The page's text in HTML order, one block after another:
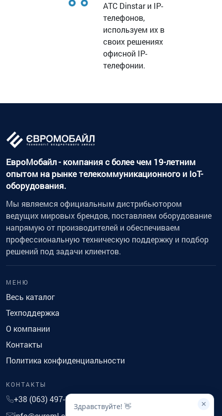
Здравствуйте! 👋 ×
ATC Dinstar и IP-
телефонов,
используем их в
своих решениях
офисной IP-
телефонии.
ЕвроМобайл - компания с более чем 19-летним
опытом на рынке телекоммуникационного и IoT-
оборудования.
Мы являемся официальным дистрибьютором
ведущих мировых брендов, поставляем оборудование
напрямую от производителей и обеспечиваем
профессиональную техническую поддержку и подбор
решений под задачи клиентов.
МЕНЮ
Весь каталог
Техподдержка
О компании
Контакты
Политика конфиденциальности
КОНТАКТЫ
+38 (063) 497-14-41